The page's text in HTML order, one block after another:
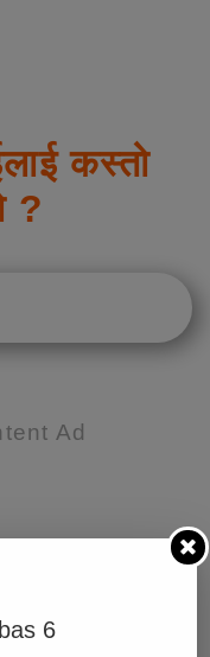
कस्तो
?
Ad
6